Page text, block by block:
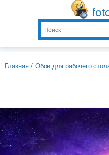
Главная / Обои для рабочего